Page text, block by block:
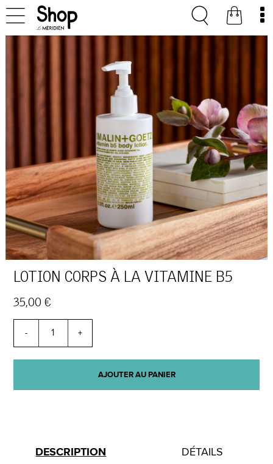
LOTION CORPS À LA VITAMINE B5
35,00 €
- +
AJOUTER AU PANIER
DESCRIPTION DÉTAILS